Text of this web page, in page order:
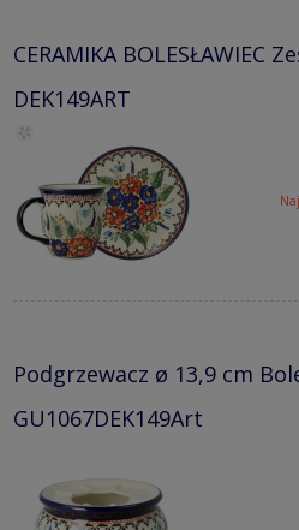
CERAMIKA BOLESŁAWIEC
DEK149ART
Podgrzewacz ø 13,9 cm
GU1067DEK149Art